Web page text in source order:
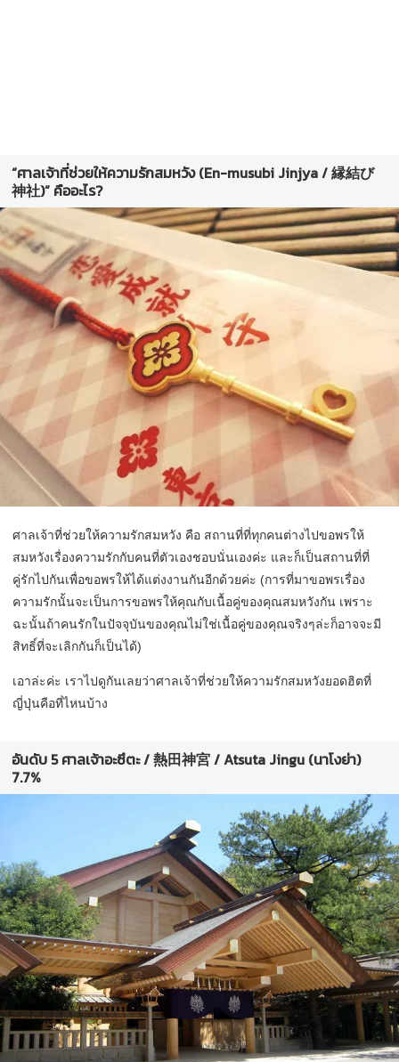
“ศาลเจ้าที่ช่วยให้ความรักสมหวัง (En-musubi Jinjya / 縁結び
神社)” คืออะไร?
ศาลเจ้าที่ช่วยให้ความรักสมหวัง คือ สถานที่ที่ทุกคนต่างไปขอพรให้
สมหวังเรื่องความรักกับคนที่ตัวเองชอบนั่นเองค่ะ และก็เป็นสถานที่ที่
คู่รักไปกันเพื่อขอพรให้ได้แต่งงานกันอีกด้วยค่ะ (การที่มาขอพรเรื่อง
ความรักนั้นจะเป็นการขอพรให้คุณกับเนื้อคู่ของคุณสมหวังกัน เพราะ
ฉะนั้นถ้าคนรักในปัจจุบันของคุณไม่ใช่เนื้อคู่ของคุณจริงๆล่ะก็อาจจะมี
สิทธิ์ที่จะเลิกกันก็เป็นได้)
เอาล่ะค่ะ เราไปดูกันเลยว่าศาลเจ้าที่ช่วยให้ความรักสมหวังยอดฮิตที่
ญี่ปุ่นคือที่ไหนบ้าง
อันดับ 5 ศาลเจ้าอะซึตะ / 熱田神宮 / Atsuta Jingu (นาโงย่า)
7.7%